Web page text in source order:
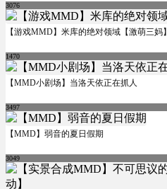
3076
【游戏MMD】米库的绝对领域【激萌三妈】
1470
【MMD小剧场】当洛天依正在抓人
3497
【MMD】弱音的夏日假期
3049